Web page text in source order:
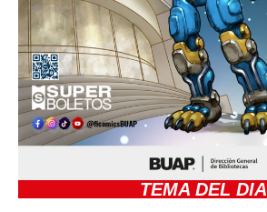
TEMA DEL DIA